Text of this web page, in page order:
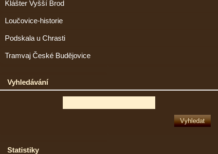
Klášter Vyšší Brod
Loučovice-historie
Podskala u Chrasti
Tramvaj České Budějovice
Vyhledávání
Statistiky